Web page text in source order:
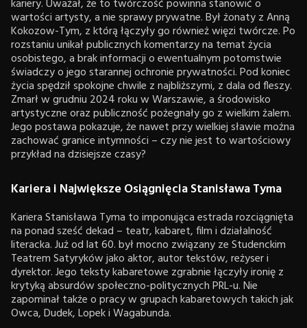
kariery. Uważał, że to twórczość powinna stanowić o
wartości artysty, a nie sprawy prywatne. Był żonaty z Anną
Kokozow-Tym, z którą łączyły go również więzi twórcze. Po
rozstaniu unikał publicznych komentarzy na temat życia
osobistego, a brak informacji o ewentualnym potomstwie
świadczy o jego starannej ochronie prywatności. Pod koniec
życia spędził spokojne chwile z najbliższymi, z dala od fleszy.
Zmarł w grudniu 2024 roku w Warszawie, a środowisko
artystyczne oraz publiczność pożegnały go z wielkim żalem.
Jego postawa pokazuje, że nawet przy wielkiej sławie można
zachować granice intymności – czy nie jest to wartościowy
przykład na dzisiejsze czasy?
Kariera i Największe Osiągnięcia Stanisława Tyma
Kariera Stanisława Tyma to imponująca estrada rozciągnięta
na ponad sześć dekad – teatr, kabaret, film i działalność
literacka. Już od lat 60. był mocno związany ze Studenckim
Teatrem Satyryków jako aktor, autor tekstów, reżyser i
dyrektor. Jego teksty kabaretowe zgrabnie łączyły ironię z
krytyką absurdów społeczno-politycznych PRL-u. Nie
zapominał także o pracy w grupach kabaretowych takich jak
Owca, Dudek, Lopek i Wagabunda.